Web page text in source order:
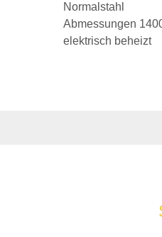
Normalstahl
Abmessungen
elektrisch beheizt